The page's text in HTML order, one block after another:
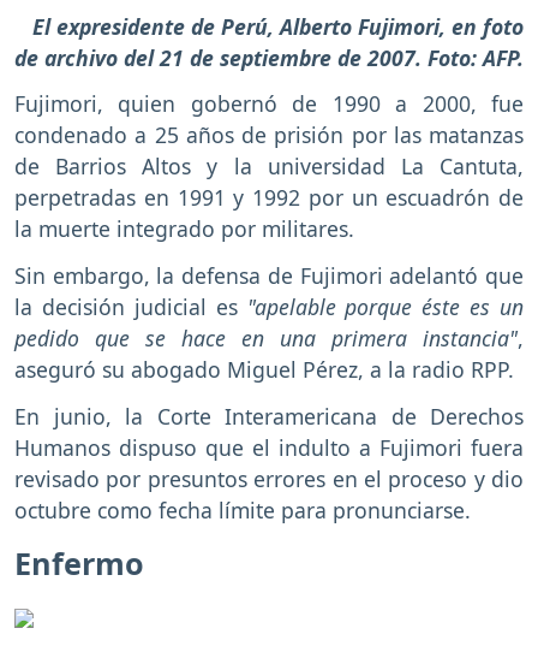
El expresidente de Perú, Alberto Fujimori, en foto
de archivo del 21 de septiembre de 2007. Foto: AFP.
Fujimori, quien gobernó de 1990 a 2000, fue
condenado a 25 años de prisión por las matanzas
de Barrios Altos y la universidad La Cantuta,
perpetradas en 1991 y 1992 por un escuadrón de
la muerte integrado por militares.
Sin embargo, la defensa de Fujimori adelantó que
la decisión judicial es "apelable porque éste es un
pedido que se hace en una primera instancia",
aseguró su abogado Miguel Pérez, a la radio RPP.
En junio, la Corte Interamericana de Derechos
Humanos dispuso que el indulto a Fujimori fuera
revisado por presuntos errores en el proceso y dio
octubre como fecha límite para pronunciarse.
Enfermo